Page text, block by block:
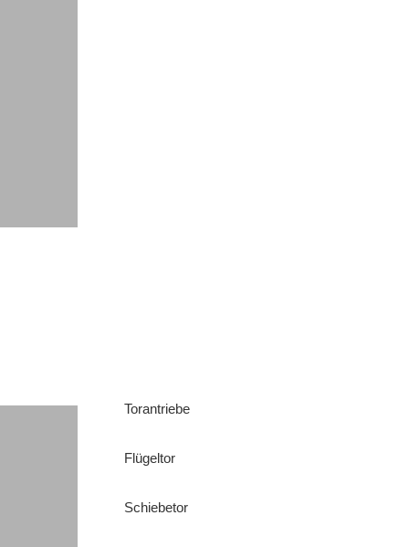
Torantriebe
Flügeltor
Schiebetor